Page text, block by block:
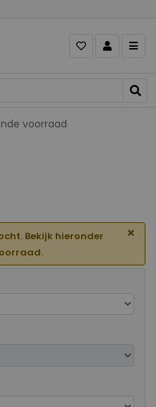
aanbod
Bekijk hieronder
×